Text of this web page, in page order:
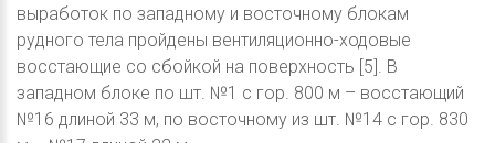
выработок по западному и восточному блокам
рудного тела пройдены вентиляционно-ходовые
восстающие со сбойкой на поверхность [5]. В
западном блоке по шт. №1 с гор. 800 м – восстающий
№16 длиной 33 м, по восточному из шт. №14 с гор. 830